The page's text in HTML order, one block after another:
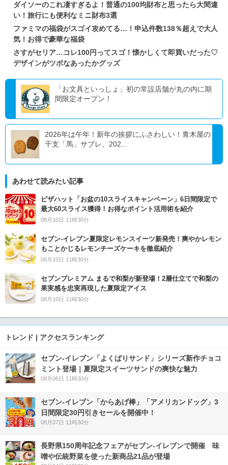
ダイソーのこれ凄すぎるよ！普通の100均財布と思ったら大間違
い！旅行にも便利なミニ財布3選
ファミマの福袋がスゴイ攻めてる…！申込件数138％超えで大人
気！お得で豪華な福袋
さすがセリア…コレ100円ってスゴ！懐かしくて即買いだった♡
デザインがツボなあったかグッズ
「お文具といっしょ」初の常設店舗が丸の内に期
間限定オープン！
2026年は午年！新年の挨拶にふさわしい！青木屋の
干支「馬」サブレ、202...
あわせて読みたい記事
ピザハット「お盆の10スライスキャンペーン」6日間限定で
最大60スライス獲得！お得なポイント活用術を紹介
08月10日 11時30分
セブン‐イレブン夏限定レモンスイーツ新発売！爽やかレモン
もことかじるレモンチーズケーキを徹底紹介
08月10日 11時30分
セブンプレミアム まるで和梨が新登場！2層仕立てで和梨の
果実感を忠実再現した夏限定アイス
08月10日 11時30分
トレンド | アクセスランキング
セブン‐イレブン「よくばりサンド」シリーズ新作チョコ
ミント登場｜夏限定スイーツサンドの爽快な魅力
08月06日 11時30分
セブン‐イレブン「からあげ棒」「アメリカンドッグ」3
日間限定30円引きセールを開催中！
08月07日 11時30分
長野県150周年記念フェアがセブン-イレブンで開催 味
噌や伝統野菜を使った新商品21品が登場